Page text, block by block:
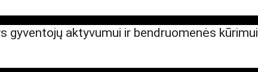
Projektai
gyventojų aktyvumui ir bendruomenės